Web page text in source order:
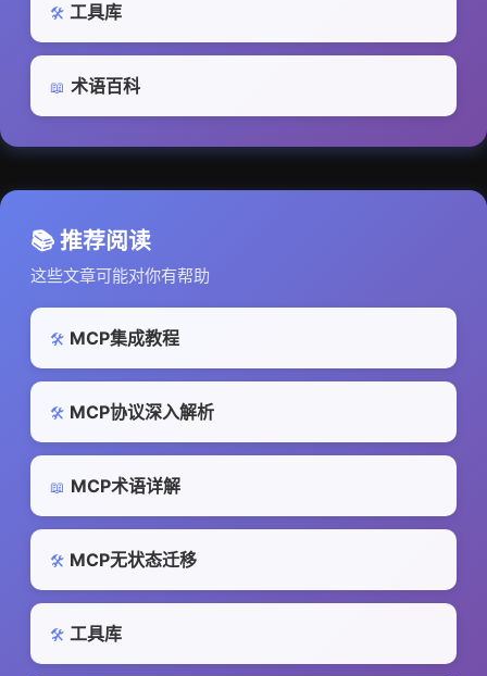
🛠️ 工具库
📖 术语百科
📚 推荐阅读
这些文章可能对你有帮助
🛠️ MCP集成教程
🛠️ MCP协议深入解析
📖 MCP术语详解
🛠️ MCP无状态迁移
🛠️ 工具库